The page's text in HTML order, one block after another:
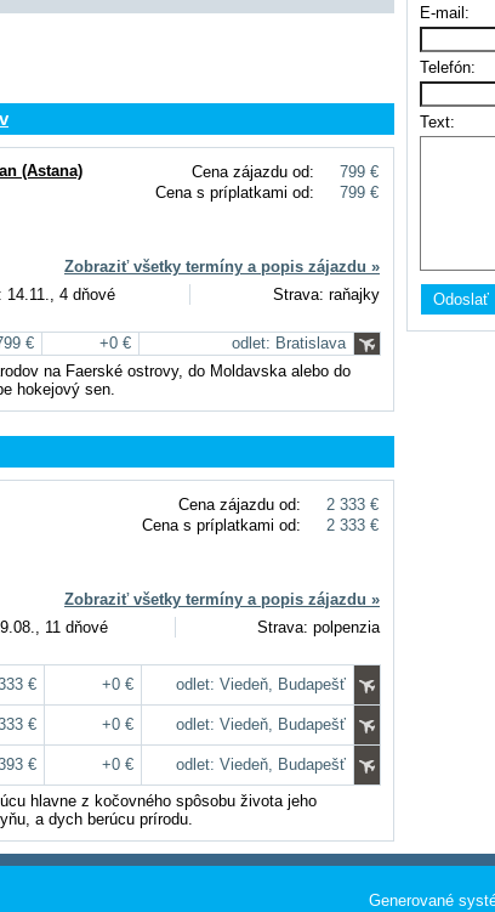
Cena zájazdu od:
799 €
Cena s príplatkami od:
799 €
(Astana)
Zobraziť všetky termíny a popis zájazdu »
14.11., 4 dňové
Strava: raňajky
€ +0 €
odlet: Bratislava
na Faerské ostrovy, do Moldavska alebo do
hokejový sen.
Cena zájazdu od:
2 333 €
Cena s príplatkami od:
2 333 €
Zobraziť všetky termíny a popis zájazdu »
11 dňové
Strava: polpenzia
€ +0 € odlet: Viedeň, Budapešť
€ +0 € odlet: Viedeň, Budapešť
€ +0 €
odlet: Viedeň, Budapešť
hlavne z kočovného spôsobu života jeho
a dych berúcu prírodu.
E-mail:
Telefón:
Text:
Generované